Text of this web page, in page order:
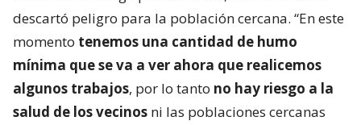
descartó peligro para la población cercana. “En este
momento tenemos una cantidad de humo
mínima que se va a ver ahora que realicemos
algunos trabajos, por lo tanto no hay riesgo a la
salud de los vecinos ni las poblaciones cercanas